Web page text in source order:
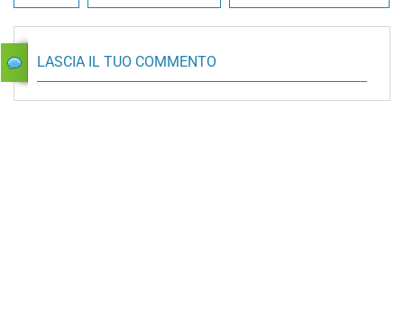
LASCIA IL TUO COMMENTO